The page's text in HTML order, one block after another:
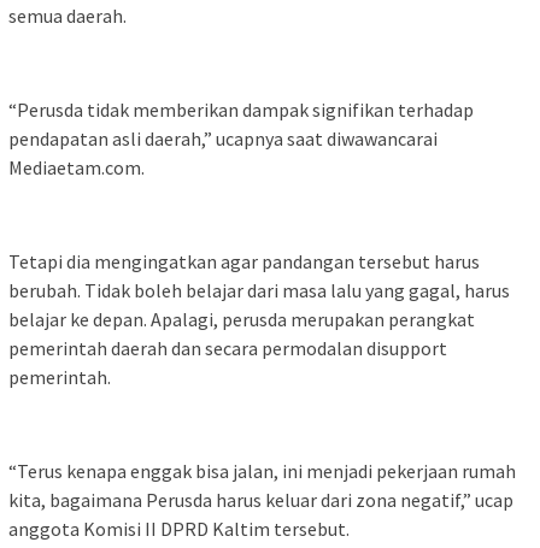
semua daerah.
“Perusda tidak memberikan dampak signifikan terhadap
pendapatan asli daerah,” ucapnya saat diwawancarai
Mediaetam.com.
Tetapi dia mengingatkan agar pandangan tersebut harus
berubah. Tidak boleh belajar dari masa lalu yang gagal, harus
belajar ke depan. Apalagi, perusda merupakan perangkat
pemerintah daerah dan secara permodalan disupport
pemerintah.
“Terus kenapa enggak bisa jalan, ini menjadi pekerjaan rumah
kita, bagaimana Perusda harus keluar dari zona negatif,” ucap
anggota Komisi II DPRD Kaltim tersebut.